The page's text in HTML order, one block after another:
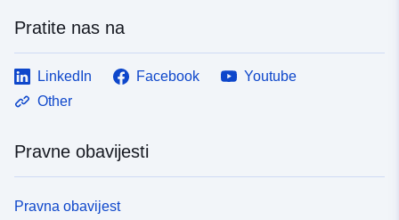
Pratite nas na
LinkedIn Facebook
Youtube
Other
Pravne obavijesti
Pravna obavijest